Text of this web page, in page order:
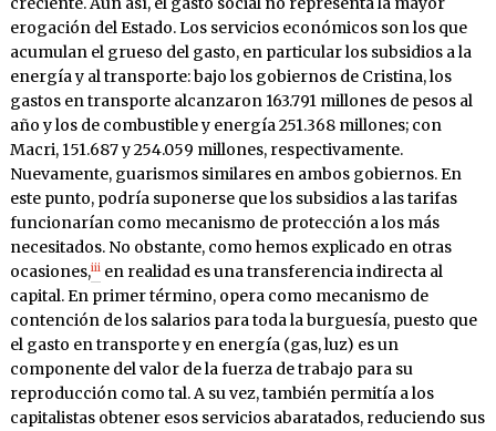
erogación del Estado. Los servicios económicos son los que
acumulan el grueso del gasto, en particular los subsidios a la
energía y al transporte: bajo los gobiernos de Cristina, los
gastos en transporte alcanzaron 163.791 millones de pesos al
año y los de combustible y energía 251.368 millones; con
Macri, 151.687 y 254.059 millones, respectivamente.
Nuevamente, guarismos similares en ambos gobiernos. En
este punto, podría suponerse que los subsidios a las tarifas
funcionarían como mecanismo de protección a los más
necesitados. No obstante, como hemos explicado en otras
ocasiones,iiien realidad es una transferencia indirecta al
capital. En primer término, opera como mecanismo de
contención de los salarios para toda la burguesía, puesto que
el gasto en transporte y en energía (gas, luz) es un
componente del valor de la fuerza de trabajo para su
reproducción como tal. A su vez, también permitía a los
capitalistas obtener esos servicios abaratados, reduciendo sus